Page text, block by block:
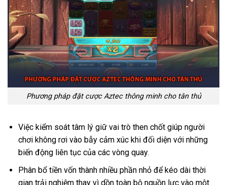
Phương pháp đặt cược Aztec thông minh cho tân thủ
Việc kiểm soát tâm lý giữ vai trò then chốt giúp người
chơi không rơi vào bẫy cảm xúc khi đối diện với những
biến động liên tục của các vòng quay.
Phân bổ tiền vốn thành nhiều phần nhỏ để kéo dài thời
gian trải nghiệm thay vì dồn toàn bộ nguồn lực vào một